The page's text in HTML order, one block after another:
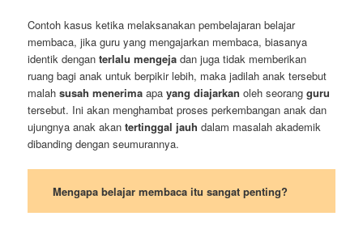
Contoh kasus ketika melaksanakan pembelajaran belajar
membaca, jika guru yang mengajarkan membaca, biasanya
identik denganterlalu mengeja dan juga tidak memberikan
ruang bagi anak untuk berpikir lebih, maka jadilah anak tersebut
malahsusah menerimaapayang diajarkanoleh seorang guru
tersebut. Ini akan menghambat proses perkembangan anak dan
ujungnya anak akantertinggal jauh dalam masalah akademik
dibanding dengan seumurannya.
Mengapa belajar membaca itu sangat penting?